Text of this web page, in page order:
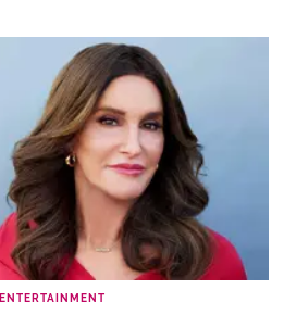
ENTERTAINMENT